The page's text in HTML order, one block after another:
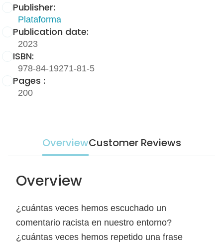
Publisher:
Plataforma
Publication date:
2023
ISBN:
978-84-19271-81-5
Pages :
200
OverviewCustomer Reviews
Overview
¿cuántas veces hemos escuchado un
comentario racista en nuestro entorno?
¿cuántas veces hemos repetido una frase